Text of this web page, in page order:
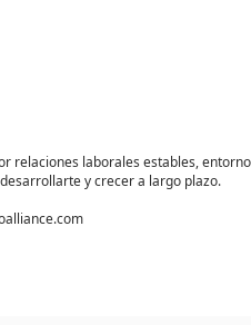
relaciones laborales estables,
y crecer a largo plazo.